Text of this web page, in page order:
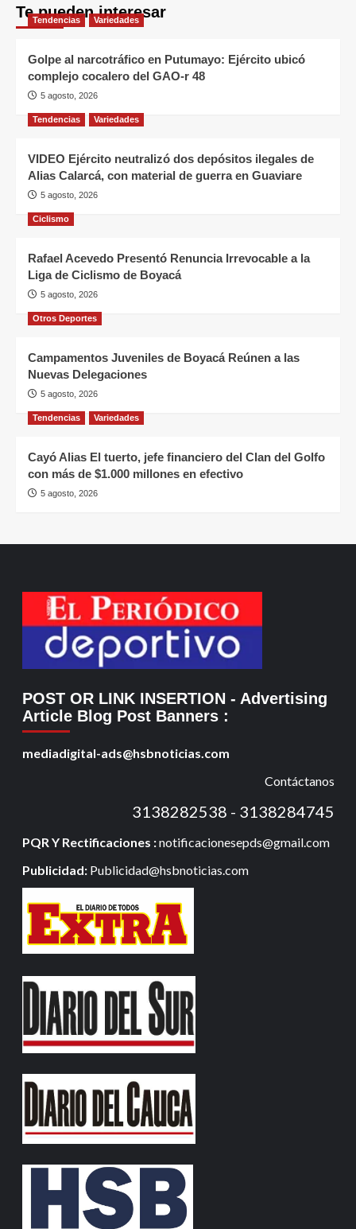
Te pueden interesar
Tendencias Variedades
Golpe al narcotráfico en Putumayo: Ejército ubicó
complejo cocalero del GAO-r 48
5 agosto, 2026
Tendencias Variedades
VIDEO Ejército neutralizó dos depósitos ilegales de
Alias Calarcá, con material de guerra en Guaviare
5 agosto, 2026
Ciclismo
Rafael Acevedo Presentó Renuncia Irrevocable a la
Liga de Ciclismo de Boyacá
5 agosto, 2026
Otros Deportes
Campamentos Juveniles de Boyacá Reúnen a las
Nuevas Delegaciones
5 agosto, 2026
Tendencias Variedades
Cayó Alias El tuerto, jefe financiero del Clan del Golfo
con más de $1.000 millones en efectivo
5 agosto, 2026
POST OR LINK INSERTION - Advertising
Article Blog Post Banners :
mediadigital-ads@hsbnoticias.com
Contáctanos
3138282538 - 3138284745
PQR Y Rectificaciones :notificacionesepds@gmail.com
Publicidad: Publicidad@hsbnoticias.com